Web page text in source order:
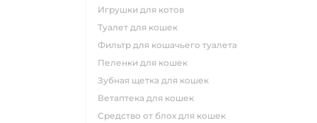
игрушки для котов
туалет для кошек
фильтр для кошачьего туалета
пеленки для кошек
зубная щетка для кошек
ветаптека для кошек
средство от блох для кошек